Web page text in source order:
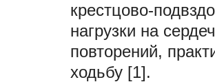
крестцово-
нагрузки на
повторений,
ходьбу [1].